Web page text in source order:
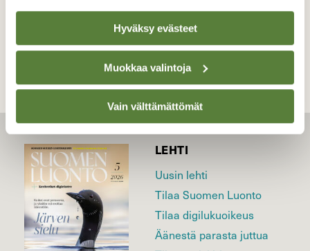
Hyväksy evästeet
Muokkaa valintoja
Vain välttämättömät
LEHTI
Uusin lehti
Tilaa Suomen Luonto
Tilaa digilukuoikeus
Äänestä parasta juttua